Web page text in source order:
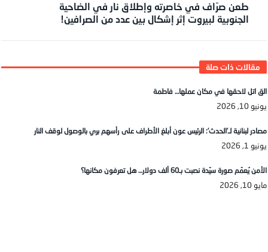
طعن صرّاف في خاصرته وإطلاق نار في الضاحية
الجنوبية لبيروت إثر إشكال بين عدد من الصرافين!
الق اتل لاحقها في مكان عملها… فاطمة
يونيو 10, 2026
مصادر لبنانية لـ’الحدث’: الرئيس عون أبلغ الأطراف على رأسهم بري بالوصول لوقف النار
يونيو 1, 2026
الأمن يُعمّم صورة سيّدة نصبت بـ60 ألف دولار… هل تعرفون مكانها؟
مايو 10, 2026